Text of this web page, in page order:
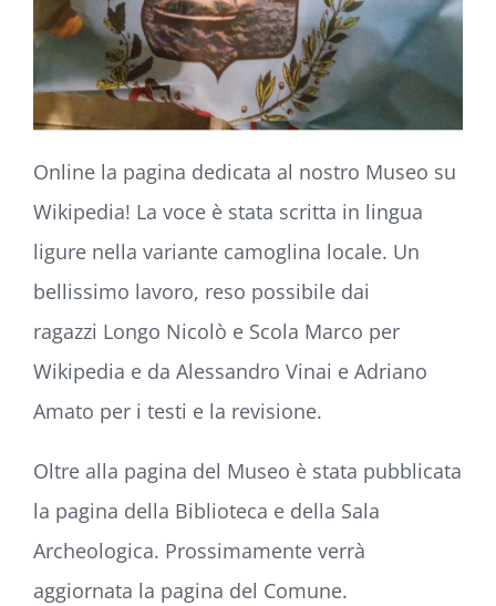
Online la pagina dedicata al nostro Museo su
Wikipedia! La voce è stata scritta in lingua
ligure nella variante camoglina locale. Un
bellissimo lavoro, reso possibile dai
ragazzi Longo Nicolò e Scola Marco per
Wikipedia e da Alessandro Vinai e Adriano
Amato per i testi e la revisione.
Oltre alla pagina del Museo è stata pubblicata
la pagina della Biblioteca e della Sala
Archeologica. Prossimamente verrà
aggiornata la pagina del Comune.